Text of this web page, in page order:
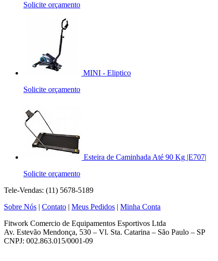
Solicite orçamento
MINI - Eliptico
Solicite orçamento
Esteira de Caminhada Até 90 Kg |E707|
Solicite orçamento
Tele-Vendas: (11) 5678-5189
Sobre Nós | Contato | Meus Pedidos | Minha Conta
Fitwork Comercio de Equipamentos Esportivos Ltda
Av. Estevão Mendonça, 530 – Vl. Sta. Catarina – São Paulo – SP
CNPJ: 002.863.015/0001-09